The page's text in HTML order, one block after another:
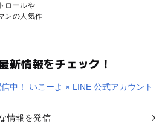
ロールや
ンの人気作
新情報をチェック！
情報を発信